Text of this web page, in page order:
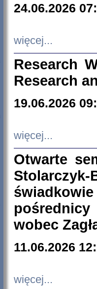
24.06.2026
więcej...
Research
Research
19.06.2026
więcej...
Otwarte
wobec
11.06.2026
więcej...